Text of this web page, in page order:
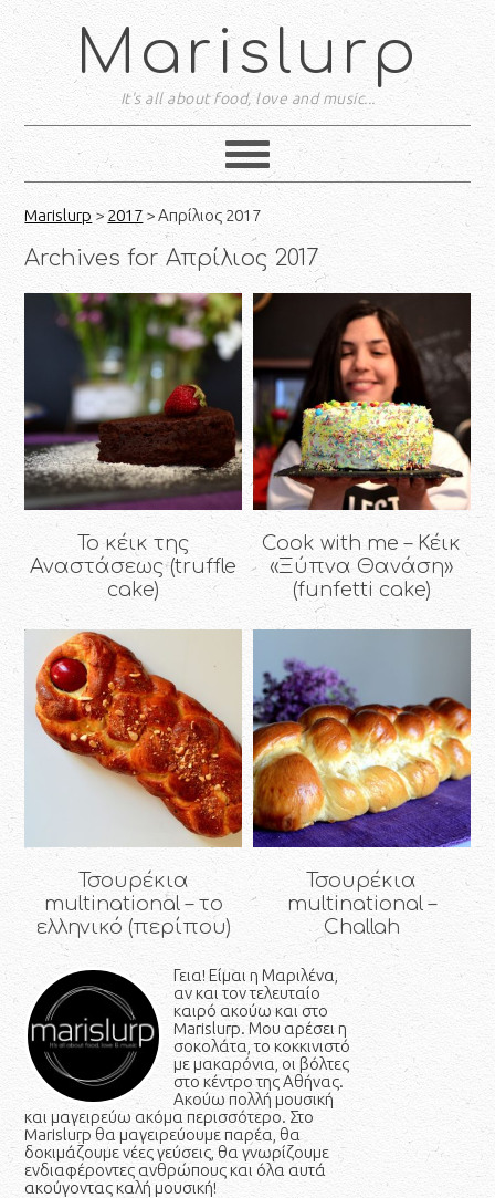
Marislurp
It's all about food, love and music...
Marislurp >2017 > Απρίλιος 2017
Archives for Απρίλιος 2017
Το κέικ της
Αναστάσεως (truffle
cake)
Cook with me – Κέικ
«Ξύπνα Θανάση»
(funfetti cake)
Τσουρέκια
multinational – το
ελληνικό (περίπου)
Τσουρέκια
multinational –
Challah
Γεια! Είμαι η Μαριλένα,
αν και τον τελευταίο
καιρό ακούω και στο
Marislurp. Μου αρέσει η
σοκολάτα, το κοκκινιστό
με μακαρόνια, οι βόλτες
στο κέντρο της Αθήνας.
Ακούω πολλή μουσική
και μαγειρεύω ακόμα περισσότερο. Στο
Marislurp θα μαγειρεύουμε παρέα, θα
δοκιμάζουμε νέες γεύσεις, θα γνωρίζουμε
ενδιαφέροντες ανθρώπους και όλα αυτά
ακούγοντας καλή μουσική!